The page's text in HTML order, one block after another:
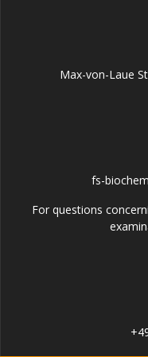
Max-von-Laue
fs-
For questions